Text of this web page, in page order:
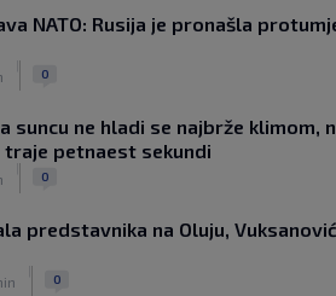
NATO: Rusija je pronašla
0
suncu ne hladi se najbrže klimom,
petnaest sekundi
0
predstavnika na Oluju,
0